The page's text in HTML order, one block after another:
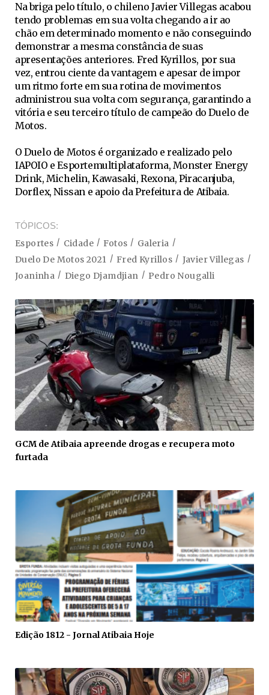
Na briga pelo título, o chileno Javier Villegas acabou
tendo problemas em sua volta chegando a ir ao
chão em determinado momento e não conseguindo
demonstrar a mesma constância de suas
apresentações anteriores. Fred Kyrillos, por sua
vez, entrou ciente da vantagem e apesar de impor
um ritmo forte em sua rotina de movimentos
administrou sua volta com segurança, garantindo a
vitória e seu terceiro título de campeão do Duelo de
Motos.
O Duelo de Motos é organizado e realizado pelo
IAPOIO e Esportemultiplataforma, Monster Energy
Drink, Michelin, Kawasaki, Rexona, Piracanjuba,
Dorflex, Nissan e apoio da Prefeitura de Atibaia.
TÓPICOS
Esportes Cidade Fotos
Galeria
Duelo De Motos 2021
Fred Kyrillos
Javier Villegas
Joaninha
Diego Djamdjian Pedro Nougalli
GCM de Atibaia apreende drogas e recupera moto
furtada
Edição 1812 - Jornal Atibaia Hoje